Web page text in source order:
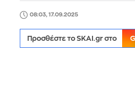
08:03, 17.09.2025
Προσθέστε το SKAI.gr στο